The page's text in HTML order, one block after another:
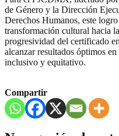
de Género y la Dirección
Derechos Humanos, este
transformación cultural hacia
progresividad del certificado
alcanzar resultados óptimos
inclusivo y equitativo.
Compartir